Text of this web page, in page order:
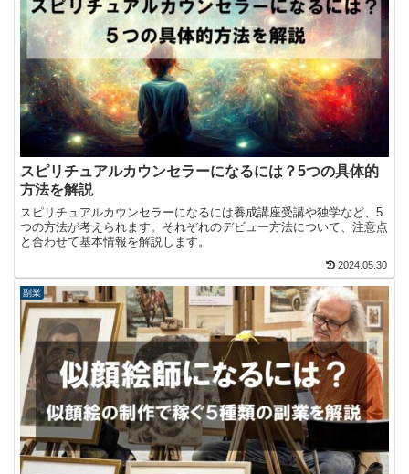
スピリチュアルカウンセラーになるには？5つの具体的
方法を解説
スピリチュアルカウンセラーになるには養成講座受講や独学など、5
つの方法が考えられます。それぞれのデビュー方法について、注意点
と合わせて基本情報を解説します。
2024.05.30
副業